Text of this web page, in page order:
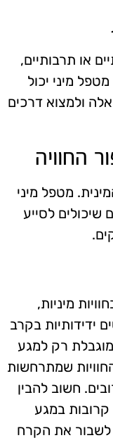
או תרבותיים,
מיני יכול
ולמצוא דרכים
החוויה
מטפל מיני
שיכולים לסייע
מיניות,
ידידותיות בקרב
רק למגע
שמתרחשות
חשוב להבין
קרובות במגע
לשבור את הקרח